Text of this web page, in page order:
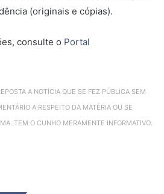
(originais e cópias).
consulte o Portal
A NOTÍCIA QUE SE FEZ PÚBLICA SEM
A RESPEITO DA MATÉRIA OU SE
TEM O CUNHO MERAMENTE INFORMATIVO.